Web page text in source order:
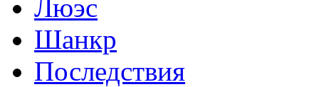
Люэс
Шанкр
Последствия